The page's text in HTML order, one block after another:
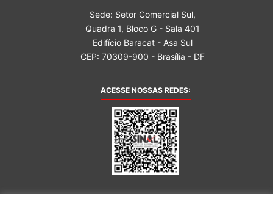
Sede: Setor Comercial Sul,
Quadra 1, Bloco G - Sala 401
Edifício Baracat - Asa Sul
CEP: 70309-900 - Brasília - DF
ACESSE NOSSAS REDES: